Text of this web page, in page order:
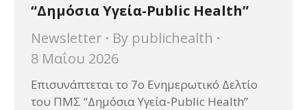
“Δημόσια Υγεία-Public Health”
Newsletter
By publichealth
8 Μαΐου 2026
Επισυνάπτεται το 7ο Ενημερωτικό Δελτίο
του ΠΜΣ “Δημόσια Υγεία-Public Health”